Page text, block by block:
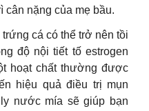
cân nặng của mẹ bầu.
trứng cá có thể trở nên tồi
độ nội tiết tố estrogen
hoạt chất thường được
hiệu quả điều trị mụn
nước mía sẽ giúp bạn